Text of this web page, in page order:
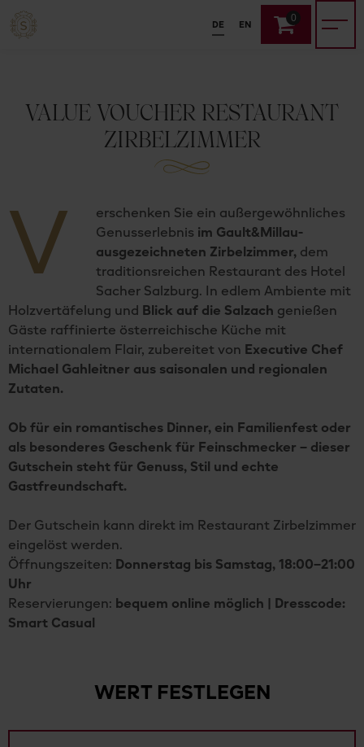
DE EN
0
VALUE VOUCHER RESTAURANT
ZIRBELZIMMER
V
erschenken Sie ein außergewöhnliches
Genusserlebnis im Gault&Millau-
ausgezeichneten Zirbelzimmer, dem
traditionsreichen Restaurant des Hotel
Sacher Salzburg. In edlem Ambiente mit
Holzvertäfelung und
Blick auf die Salzach genießen
Gäste raffinierte österreichische Küche mit
internationalem Flair, zubereitet von Executive Chef
Michael Gahleitner aus saisonalen und regionalen
Zutaten.
Ob für ein romantisches Dinner, ein Familienfest oder
als besonderes Geschenk für Feinschmecker – dieser
Gutschein steht für Genuss, Stil und echte
Gastfreundschaft.
Der Gutschein kann direkt im Restaurant Zirbelzimmer
eingelöst werden.
Öffnungszeiten: Donnerstag bis Samstag, 18:00–21:00
Uhr
Reservierungen: bequem online möglich | Dresscode:
Smart Casual
WERT FESTLEGEN